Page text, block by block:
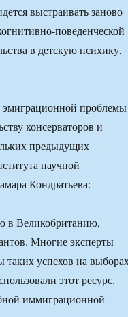
выстраивать заново
поведенческой
в детскую психику,
эмиграционной
консерваторов и
предыдущих
научной
Кондратьева:
в Великобританию,
Многие эксперты
таких успехов на
этот ресурс.
иммиграционной